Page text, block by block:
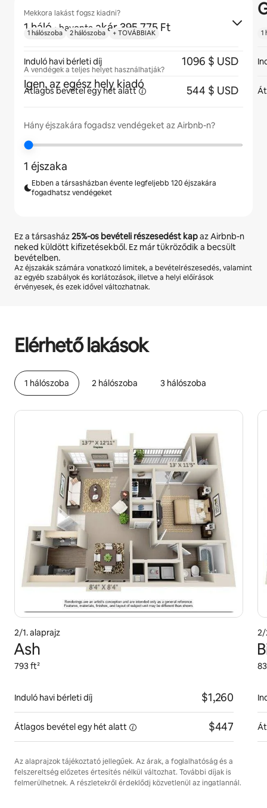
Mekkora lakást fogsz kiadni?
1 háló · havonta akár 395 775 Ft
A vendégek a teljes helyet használhatják?
Igen, az egész hely kiadó
Hány éjszakára fogadsz vendégeket az Airbnb-n?
1 éjszaka
Ebben a társasházban évente legfeljebb 120 éjszakára
fogadhatsz vendégeket
Ez a társasház25%-os bevételi részesedést kapaz Airbnb-n
neked küldött kifizetésekből. Ez már tükröződik a becsült
bevételben.
Az éjszakák számára vonatkozó limitek, a bevételrészesedés, valamint
az egyéb szabályok és korlátozások, illetve a helyi előírások
érvényesek, és ezek idővel változhatnak.
Elérhető lakások
1 hálószoba 2 hálószoba 3 hálószoba
2/1. alaprajz
Ash
793 ft²
Induló havi bérleti díj $1,260
Átlagos bevétel egy hétalatt $447
2/
Az alaprajzok tájékoztató jellegűek. Az árak, a foglalhatóság és a
felszereltség előzetes értesítés nélkül változhat. További díjak is
felmerülhetnek. A részletekről érdeklődj közvetlenül az ingatlannál.
1 hálószoba 2 hálószoba + TOVÁBBIAK
Induló havi bérleti díj 1096 $ USD
Átlagos bevétel egy hétalatt 544 $ USD
1